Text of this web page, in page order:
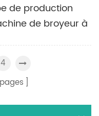
de production
de broyeur à
4
pages